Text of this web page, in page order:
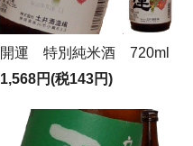
開運 特別純米酒 720ml
1,568円(税143円)